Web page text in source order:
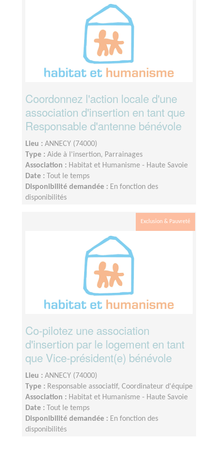
Coordonnez l'action locale d'une
association d'insertion en tant que
Responsable d'antenne bénévole
Lieu : ANNECY (74000)
Type : Aide à l'insertion, Parrainages
Association : Habitat et Humanisme - Haute Savoie
Date :
Tout le temps
Disponibilité demandée : En fonction des
disponibilités
Exclusion & Pauvreté
Co-pilotez une association
d'insertion par le logement en tant
que Vice-président(e) bénévole
Lieu : ANNECY (74000)
Type : Responsable associatif, Coordinateur d'équipe
Association : Habitat et Humanisme - Haute Savoie
Date :
Tout le temps
Disponibilité demandée : En fonction des
disponibilités